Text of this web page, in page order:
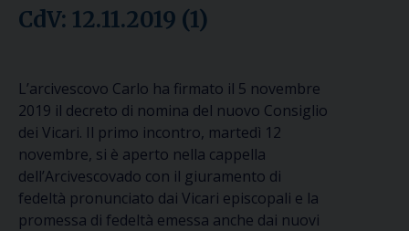
CdV: 12.11.2019 (1)
L’arcivescovo Carlo ha firmato il 5 novembre
2019 il decreto di nomina del nuovo Consiglio
dei Vicari. Il primo incontro, martedì 12
novembre, si è aperto nella cappella
dell’Arcivescovado con il giuramento di
fedeltà pronunciato dai Vicari episcopali e la
promessa di fedeltà emessa anche dai nuovi